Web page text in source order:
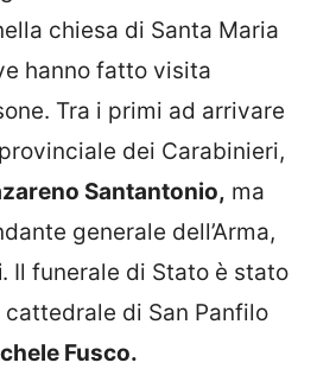
chiesa di Santa Maria
hanno fatto visita
Tra i primi ad arrivare
dei Carabinieri,
Santantonio, ma
generale dell’Arma,
. Il funerale di Stato è stato
di San Panfilo
Fusco.